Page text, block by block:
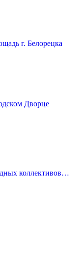
г. Белорецка
Дворце
коллективов…